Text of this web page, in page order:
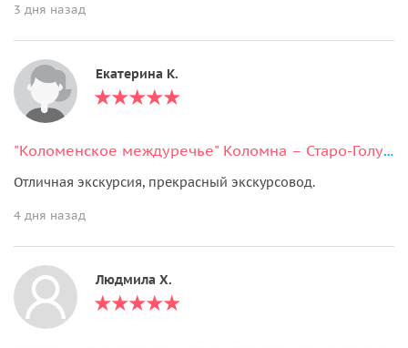
3 дня назад
Екатерина К.
"Коломенское междуречье" Коломна – Старо-Голутвин монастырь
Отличная экскурсия, прекрасный экскурсовод.
4 дня назад
Людмила Х.